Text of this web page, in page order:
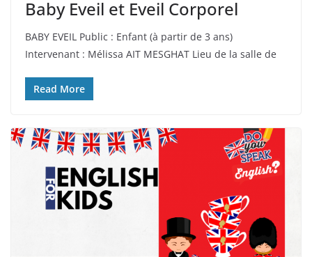
Baby Eveil et Eveil Corporel
BABY EVEIL Public : Enfant (à partir de 3 ans)
Intervenant : Mélissa AIT MESGHAT Lieu de la salle de
Read More